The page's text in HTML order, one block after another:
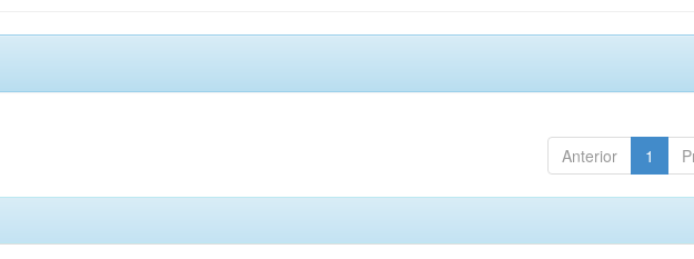
Anterior 1